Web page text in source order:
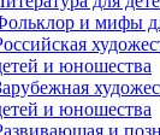
и мифы
и юношества
и юношества
и